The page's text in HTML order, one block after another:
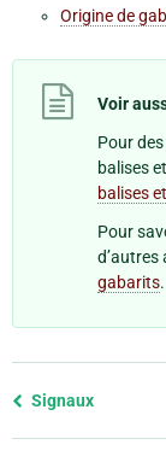
Origine de
Voir
Pour
balises
balises
Pour
d’autres
gabarits.
Previous
Signaux